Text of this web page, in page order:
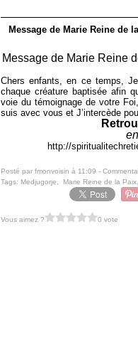
Message de Marie Reine de
Message de Marie Reine
Chers enfants, en ce temps,
chaque créature baptisée afin
voie du témoignage de votre
suis avec vous et J’intercède
http://
Posté par fmonvoisin à 11:09 -
Tags: Medjugorje Marie Reine de la Paix
Vous aimez ? 0 vote